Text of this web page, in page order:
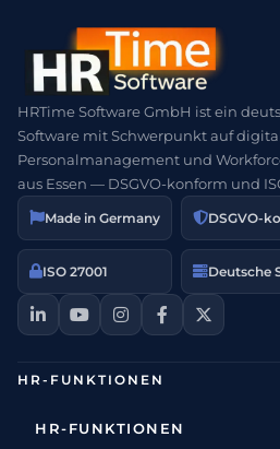
HRTime Software GmbH ist ein
Software mit Schwerpunkt auf
Personalmanagement und
aus Essen — DSGVO-konform und
Made in Germany DSGVO-
ISO 27001 Deutsche
HR-FUNKTIONEN
HR-FUNKTIONEN